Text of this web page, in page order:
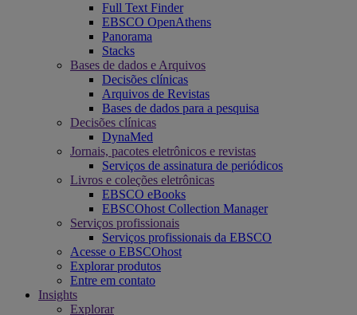
Full Text Finder
EBSCO OpenAthens
Panorama
Stacks
Bases de dados e Arquivos
Decisões clínicas
Arquivos de Revistas
Bases de dados para a pesquisa
Decisões clínicas
DynaMed
Jornais, pacotes eletrônicos e revistas
Serviços de assinatura de periódicos
Livros e coleções eletrônicas
EBSCO eBooks
EBSCOhost Collection Manager
Serviços profissionais
Serviços profissionais da EBSCO
Acesse o EBSCOhost
Explorar produtos
Entre em contato
Insights
Explorar